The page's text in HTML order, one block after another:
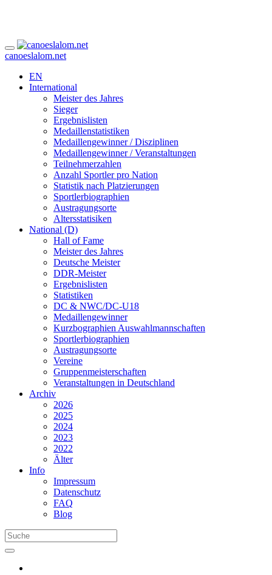
canoeslalom.net
EN
International
Meister des Jahres
Sieger
Ergebnislisten
Medaillenstatistiken
Medaillengewinner / Disziplinen
Medaillengewinner / Veranstaltungen
Teilnehmerzahlen
Anzahl Sportler pro Nation
Statistik nach Platzierungen
Sportlerbiographien
Austragungsorte
Altersstatisiken
National (D)
Hall of Fame
Meister des Jahres
Deutsche Meister
DDR-Meister
Ergebnislisten
Statistiken
DC & NWC/DC-U18
Medaillengewinner
Kurzbographien Auswahlmannschaften
Sportlerbiographien
Austragungsorte
Vereine
Gruppenmeisterschaften
Veranstaltungen in Deutschland
Archiv
2026
2025
2024
2023
2022
Älter
Info
Impressum
Datenschutz
FAQ
Blog